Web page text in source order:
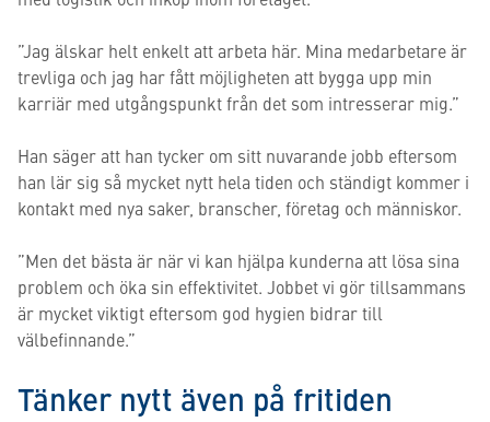
”Jag älskar helt enkelt att arbeta här. Mina medarbetare är
trevliga och jag har fått möjligheten att bygga upp min
karriär med utgångspunkt från det som intresserar mig.”
Han säger att han tycker om sitt nuvarande jobb eftersom
han lär sig så mycket nytt hela tiden och ständigt kommer i
kontakt med nya saker, branscher, företag och människor.
”Men det bästa är när vi kan hjälpa kunderna att lösa sina
problem och öka sin effektivitet. Jobbet vi gör tillsammans
är mycket viktigt eftersom god hygien bidrar till
välbefinnande.”
Tänker nytt även på fritiden